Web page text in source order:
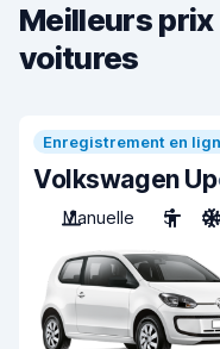
Meilleurs
voitures
Enregistrement en
Volkswagen Up
Manuelle
5